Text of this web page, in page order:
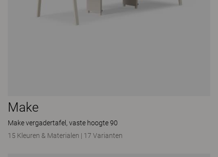
Make
Make vergadertafel, vaste hoogte 90
15 Kleuren & Materialen | 17 Varianten